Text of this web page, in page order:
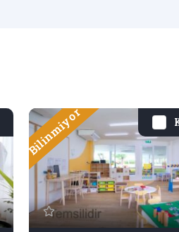
Bilinmiyor